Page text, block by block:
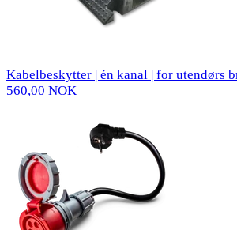
Kabelbeskytter | én kanal | for utendørs
560,00 NOK